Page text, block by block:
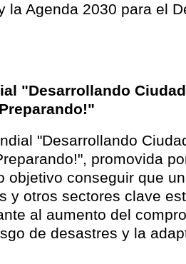
la Agenda 2030 para el
"Desarrollando
"Desarrollando
promovida
objetivo conseguir que
y otros sectores clave
al aumento del
de desastres y la